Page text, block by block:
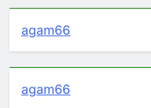
agam66
agam66